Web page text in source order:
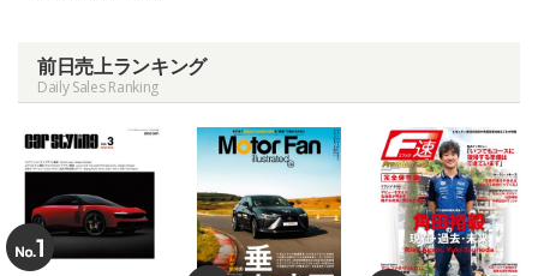
前日売上ランキング
Daily Sales Ranking